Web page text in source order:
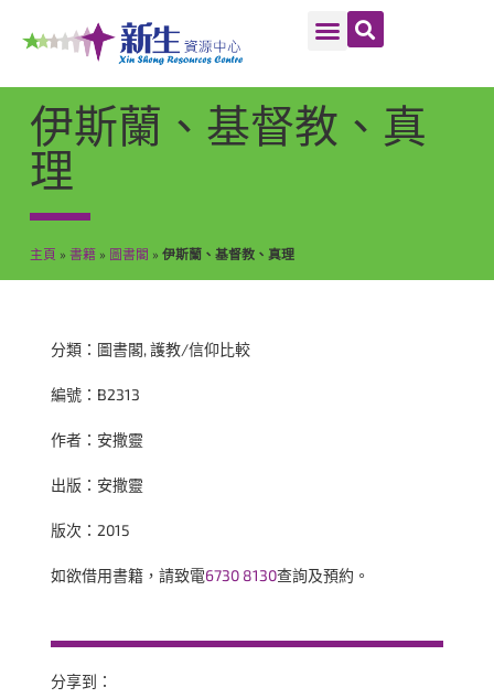
伊斯蘭、基督教、真
理
主頁 » 書籍» 圖書閣 » 伊斯蘭、基督教、真理
分類： 圖書閣, 護教/信仰比較
編號：B2313
作者：安撒靈
出版：安撒靈
版次：2015
如欲借用書籍，請致電6730 8130查詢及預約。
分享到：